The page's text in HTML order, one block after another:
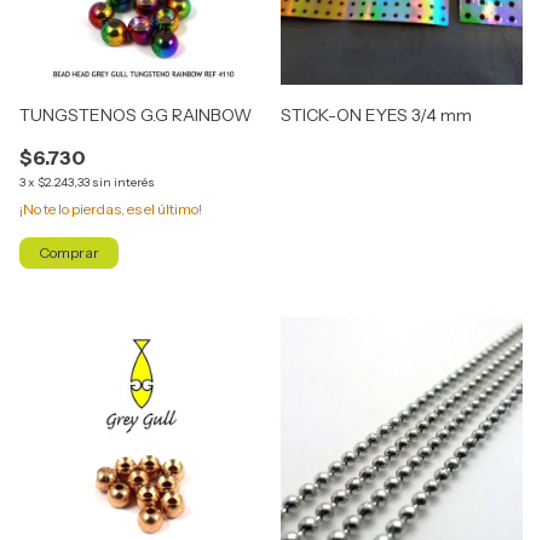
TUNGSTENOS G.G RAINBOW
$6.730
3x $2.243,33 sin interés
¡No te lo pierdas, es el último!
Comprar
STICK-ON EYES 3/4 mm